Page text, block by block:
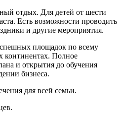
отдых. Для детей от шести
Есть возможности проводить
и другие мероприятия.
площадок по всему
континентах. Полное
и открытия до обучения
бизнеса.
для всей семьи.